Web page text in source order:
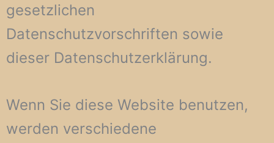
gesetzlichen
Datenschutzvorschriften sowie
dieser Datenschutzerklärung.
Wenn Sie diese Website benutzen,
werden verschiedene